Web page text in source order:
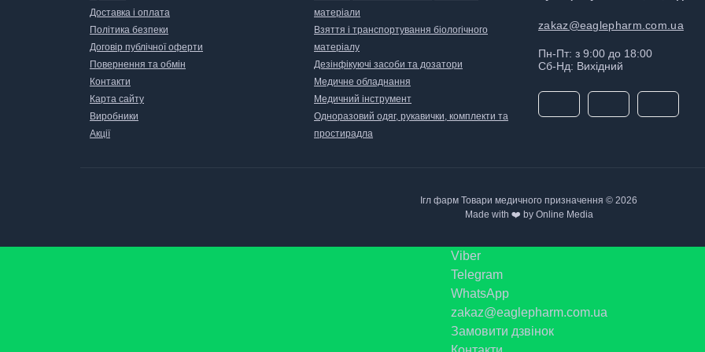
Доставка і оплата
Політика безпеки
Договір публічної оферти
Повернення та обмін
Контакти
Карта сайту
Виробники
Акції
матеріали
Взяття і транспортування біологічного
матеріалу
Дезінфікуючі засоби та дозатори
Медичне обладнання
Медичний інструмент
Одноразовий одяг, рукавички, комплекти та
простирадла
zakaz@eaglepharm.com.ua
Пн-Пт: з 9:00 до 18:00
Сб-Нд: Вихідний
Ігл фарм Товари медичного призначення © 2026
Made with ❤️ by Online Media
Viber
Telegram
WhatsApp
zakaz@eaglepharm.com.ua
Замовити дзвінок